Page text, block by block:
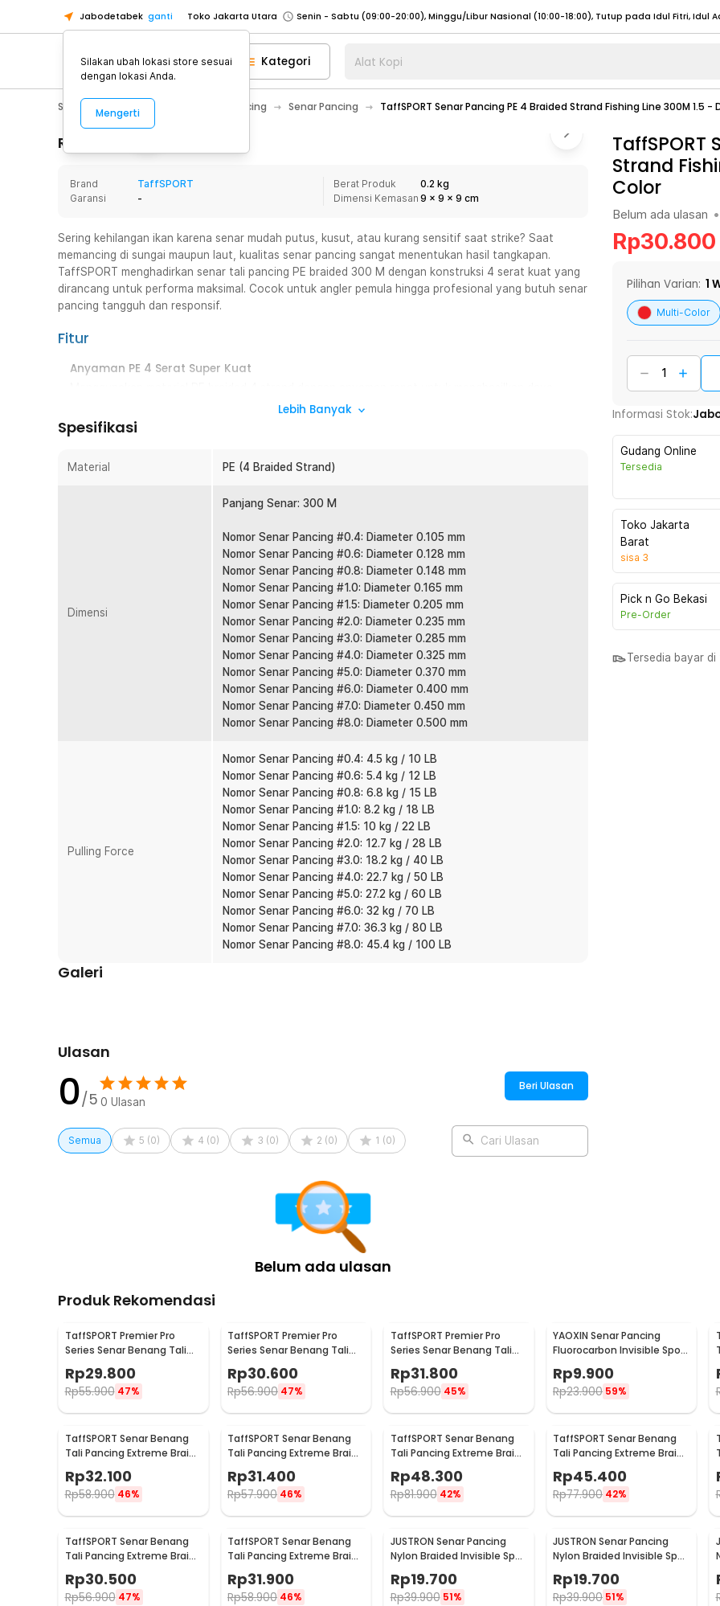
Jabodetabek ganti Toko Jakarta Utara
Toko Tangerang
Toko Cikupa
Pick n Go Jakarta Barat
Senin - Jumat (07:00 - 20:00), Sabtu - Minggu (08:00 - 20:00), Tutup pada Idul Fitri
Pick n Go Bekasi
Senin - Jumat (08:00 - 20:00), Sabtu - Minggu/ Libur Nasional (08:00 - 17:00) Selengkapnya
Senin - Jumat (08:00 - 20:00), Sabtu - Minggu/ Libur Nasional (08:00 - 17:00) Selengkapnya
Senin - Sabtu (09:00-20:00), Minggu/Libur Nasional (12:00-20:00), Tutup pada Idul Fitri
Toko Jakarta Barat
Senin - Sabtu (09:00-20:00), Minggu/Libur Nasional (12:00-20:00), Tutup pada Idul Fitri
Toko Tangerang
Toko Cikupa
Pick n Go Jakarta Barat
Senin - Jumat (07:00 - 20:00), Sabtu - Minggu (08:00 - 20:00), Tutup pada Idul Fitri
Pick n Go Bekasi
Senin - Jumat (08:00 - 20:00), Sabtu - Minggu/ Libur Nasional (08:00 - 17:00) Selengkapnya
Kategori Alat Kopi
Sport & Outdoor Olahraga Memancing Senar Pancing TaffSPORT Senar Pancing PE 4 Braided Strand Fishing Line 300M 1.5 -
Rincian Produk
Brand
TaffSPORT
Garansi
-
Berat Produk
0.2 kg
Dimensi Kemasan 9 x 9 x 9 cm
Sering kehilangan ikan karena senar mudah putus, kusut, atau kurang sensitif saat strike? Saat
memancing di sungai maupun laut, kualitas senar pancing sangat menentukan hasil tangkapan.
TaffSPORT menghadirkan senar tali pancing PE braided 300 M dengan konstruksi 4 serat kuat yang
dirancang untuk performa maksimal. Cocok untuk angler pemula hingga profesional yang butuh senar
pancing tangguh dan responsif.
Fitur
Anyaman PE 4 Serat Super Kuat
tahan tinggi saat melawan ikan agresif. Struktur ini membantu mengurangi risiko putus saat
tarikan mendadak. Cocok digunakan sebagai senar pancing harian maupun trip mancing berat.
Karakter low stretch membuat getaran kecil dari umpan atau gigitan ikan lebih cepat terasa di
casting, jigging, maupun bottom fishing.
Meski kuat, senar tetap memiliki diameter relatif tipis sehingga hambatan udara dan air lebih
rendah. Hasilnya lemparan menjadi lebih jauh dan lebih presisi. Cocok untuk area spot ikan yang
jauh dari bibir pantai atau tepi sungai.
Panjang 300 M Lebih Hemat
Dengan panjang 300 M, Anda bisa mengisi spool reel dengan optimal atau membagi penggunaan
fishing line untuk beberapa reel. Lebih ekonomis dibanding membeli gulungan pendek berulang
kali. Ideal untuk pemancing aktif.
Cocok untuk Air Tawar dan Air Laut
Material PE tahan digunakan di berbagai kondisi perairan. Cocok untuk sungai, danau, tambak,
hingga laut. Pilihan tepat untuk yang membutuhkan satu senar pancing serbaguna untuk
Tersedia dari ukuran 0.105 mm hingga 0.500 mm sesuai target ikan. Bisa dipilih untuk ikan kecil,
predator air tawar, hingga ikan laut besar. Tinggal sesuaikan dengan reel dan teknik memancing
Kelengkapan Produk
Rincian yang Anda dapatkan untuk pembelian produk ini:
1 x TaffSPORT Senar Pancing PE 4 Braided Strand Fishing Line 300M - DM3
Lebih Banyak
Spesifikasi
Material PE (4 Braided Strand)
Dimensi
Panjang Senar: 300 M
Nomor Senar Pancing #0.4: Diameter 0.105 mm
Nomor Senar Pancing #0.6: Diameter 0.128 mm
Nomor Senar Pancing #0.8: Diameter 0.148 mm
Nomor Senar Pancing #1.0: Diameter 0.165 mm
Nomor Senar Pancing #1.5: Diameter 0.205 mm
Nomor Senar Pancing #2.0: Diameter 0.235 mm
Nomor Senar Pancing #3.0: Diameter 0.285 mm
Nomor Senar Pancing #4.0: Diameter 0.325 mm
Nomor Senar Pancing #5.0: Diameter 0.370 mm
Nomor Senar Pancing #6.0: Diameter 0.400 mm
Nomor Senar Pancing #7.0: Diameter 0.450 mm
Nomor Senar Pancing #8.0: Diameter 0.500 mm
Pulling Force
Nomor Senar Pancing #0.4: 4.5 kg / 10 LB
Nomor Senar Pancing #0.6: 5.4 kg / 12 LB
Nomor Senar Pancing #0.8: 6.8 kg / 15 LB
Nomor Senar Pancing #1.0: 8.2 kg / 18 LB
Nomor Senar Pancing #1.5: 10 kg / 22 LB
Nomor Senar Pancing #2.0: 12.7 kg / 28 LB
Nomor Senar Pancing #3.0: 18.2 kg / 40 LB
Nomor Senar Pancing #4.0: 22.7 kg / 50 LB
Nomor Senar Pancing #5.0: 27.2 kg / 60 LB
Nomor Senar Pancing #6.0: 32 kg / 70 LB
Nomor Senar Pancing #7.0: 36.3 kg / 80 LB
Nomor Senar Pancing #8.0: 45.4 kg / 100 LB
Galeri
Ulasan
0/5 0 Ulasan
Beri Ulasan
Semua 5 (0) 4 (0) 3 (0) 2 (0) 1 (0) Cari Ulasan
Belum ada ulasan
TaffSPORT
Strand
Color
Belum ada ulasan •
Rp30.800
Pilihan Varian: 1
Multi-Color
Informasi Stok:
Gudang Online
Tersedia
Toko Jakarta
Barat
sisa 3
Pick n Go Bekasi
Pre-Order
Tersedia bayar
Produk Rekomendasi
TaffSPORT Premier Pro
Series Senar Benang Tali
Pancing PE Braided 300M
0.33mm
Rp29.800
Rp55.900 47%
TaffSPORT Premier Pro
Series Senar Benang Tali
Pancing PE Braided 300M
0.23mm
Rp30.600
Rp56.900 47%
TaffSPORT Premier Pro
Series Senar Benang Tali
Pancing PE Braided 300M
0.14mm
Rp31.800
Rp56.900 45%
YAOXIN Senar Pancing
Fluorocarbon Invisible Spot
OY0068
Rp9.900
Rp23.900 59%
TaffSPORT Senar Benang
Tali Pancing Extreme Braid
1.2 300M - FM-PEL
Rp32.100
Rp58.900 46%
TaffSPORT Senar Benang
Tali Pancing Extreme Braid
2.5 300M - FM-PEL
Rp31.400
Rp57.900 46%
TaffSPORT Senar Benang
Tali Pancing Extreme Braid
0.4 500M - FM-PEL
Rp48.300
Rp81.900 42%
TaffSPORT Senar Benang
Tali Pancing Extreme Braid
Rp45.400
Rp77.900 42%
TaffSPORT Senar Benang
Tali Pancing Extreme Braid
3.0 300M - FM-PEL
Rp30.500
Rp56.900 47%
TaffSPORT Senar Benang
Tali Pancing Extreme Braid
5.0 300M - FM-PEL
Rp31.900
Rp58.900 46%
JUSTRON Senar Pancing
Nylon Braided Invisible Spot
Rp19.700
Rp39.900 51%
JUSTRON Senar Pancing
Nylon Braided Invisible Spot
DPLS
Rp19.700
Rp39.900 51%
Silakan ubah lokasi store sesuai
dengan lokasi Anda.
Mengerti